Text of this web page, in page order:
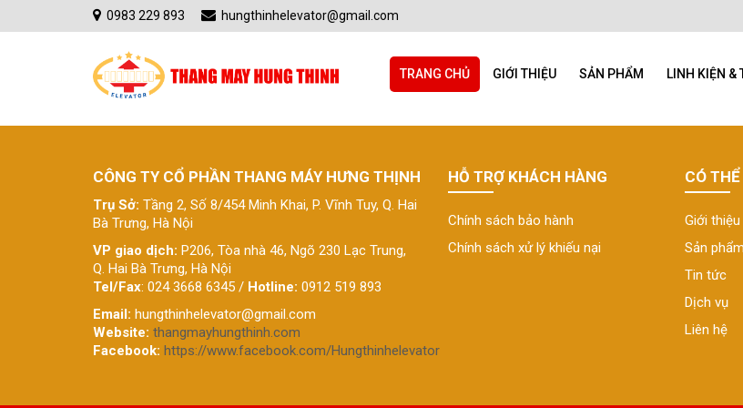
0983 229 893 hungthinhelevator@gmail.com
TRANG CHỦ GIỚI THIỆU SẢN PHẨM LINH KIỆN &
CÔNG TY CỔ PHẦN THANG MÁY HƯNG THỊNH
Trụ Sở: Tầng 2, Số 8/454 Minh Khai, P. Vĩnh Tuy, Q. Hai
Bà Trưng, Hà Nội
VP giao dịch: P206, Tòa nhà 46, Ngõ 230 Lạc Trung,
Q. Hai Bà Trưng, Hà Nội
Tel/Fax: 024 3668 6345 / Hotline: 0912 519 893
Email: hungthinhelevator@gmail.com
Website: thangmayhungthinh.com
Facebook: https://www.facebook.com/Hungthinhelevator
HỖ TRỢ KHÁCH HÀNG
Chính sách bảo hành
Chính sách xử lý khiếu nại
CÓ
Giới thiệu
Sản phẩm
Tin tức
Dịch vụ
Liên hệ